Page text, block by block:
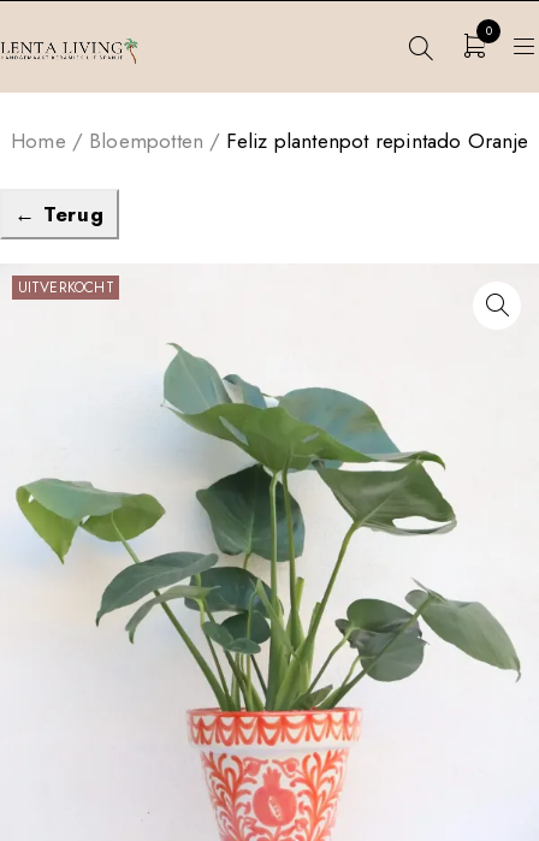
0
Home / Bloempotten / Feliz plantenpot repintado Oranje
← Terug
UITVERKOCHT